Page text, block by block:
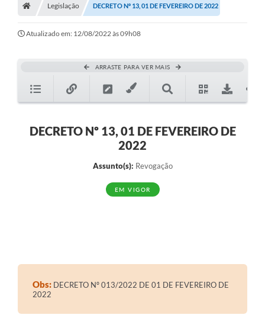
Legislação DECRETO Nº 13, 01 DE FEVEREIRO DE 2022
Atualizado em: 12/08/2022 às 09h08
ARRASTE PARA VER MAIS
DECRETO Nº 13, 01 DE FEVEREIRO DE
2022
Assunto(s): Revogação
EM VIGOR
Obs: DECRETO Nº 013/2022 DE 01 DE FEVEREIRO DE
2022